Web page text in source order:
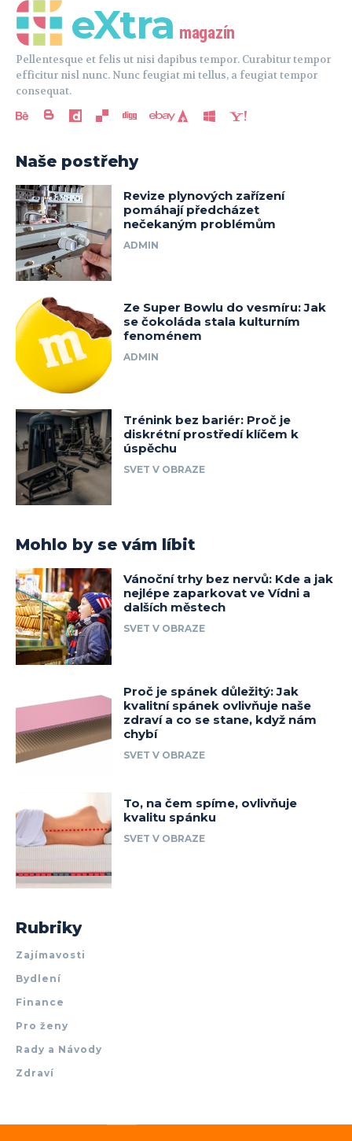
eXtra magazín
Pellentesque et felis ut nisi dapibus tempor. Curabitur tempor
efficitur nisl nunc. Nunc feugiat mi tellus, a feugiat tempor
consequat.
Naše postřehy
Revize plynových zařízení
pomáhají předcházet
nečekaným problémům
ADMIN
Ze Super Bowlu do vesmíru: Jak
se čokoláda stala kulturním
fenoménem
ADMIN
Trénink bez bariér: Proč je
diskrétní prostředí klíčem k
úspěchu
SVET V OBRAZE
Mohlo by se vám líbit
Vánoční trhy bez nervů: Kde a jak
nejlépe zaparkovat ve Vídni a
dalších městech
SVET V OBRAZE
Proč je spánek důležitý: Jak
kvalitní spánek ovlivňuje naše
zdraví a co se stane, když nám
chybí
SVET V OBRAZE
To, na čem spíme, ovlivňuje
kvalitu spánku
SVET V OBRAZE
Rubriky
Zajímavosti
Bydlení
Finance
Pro ženy
Rady a Návody
Zdraví